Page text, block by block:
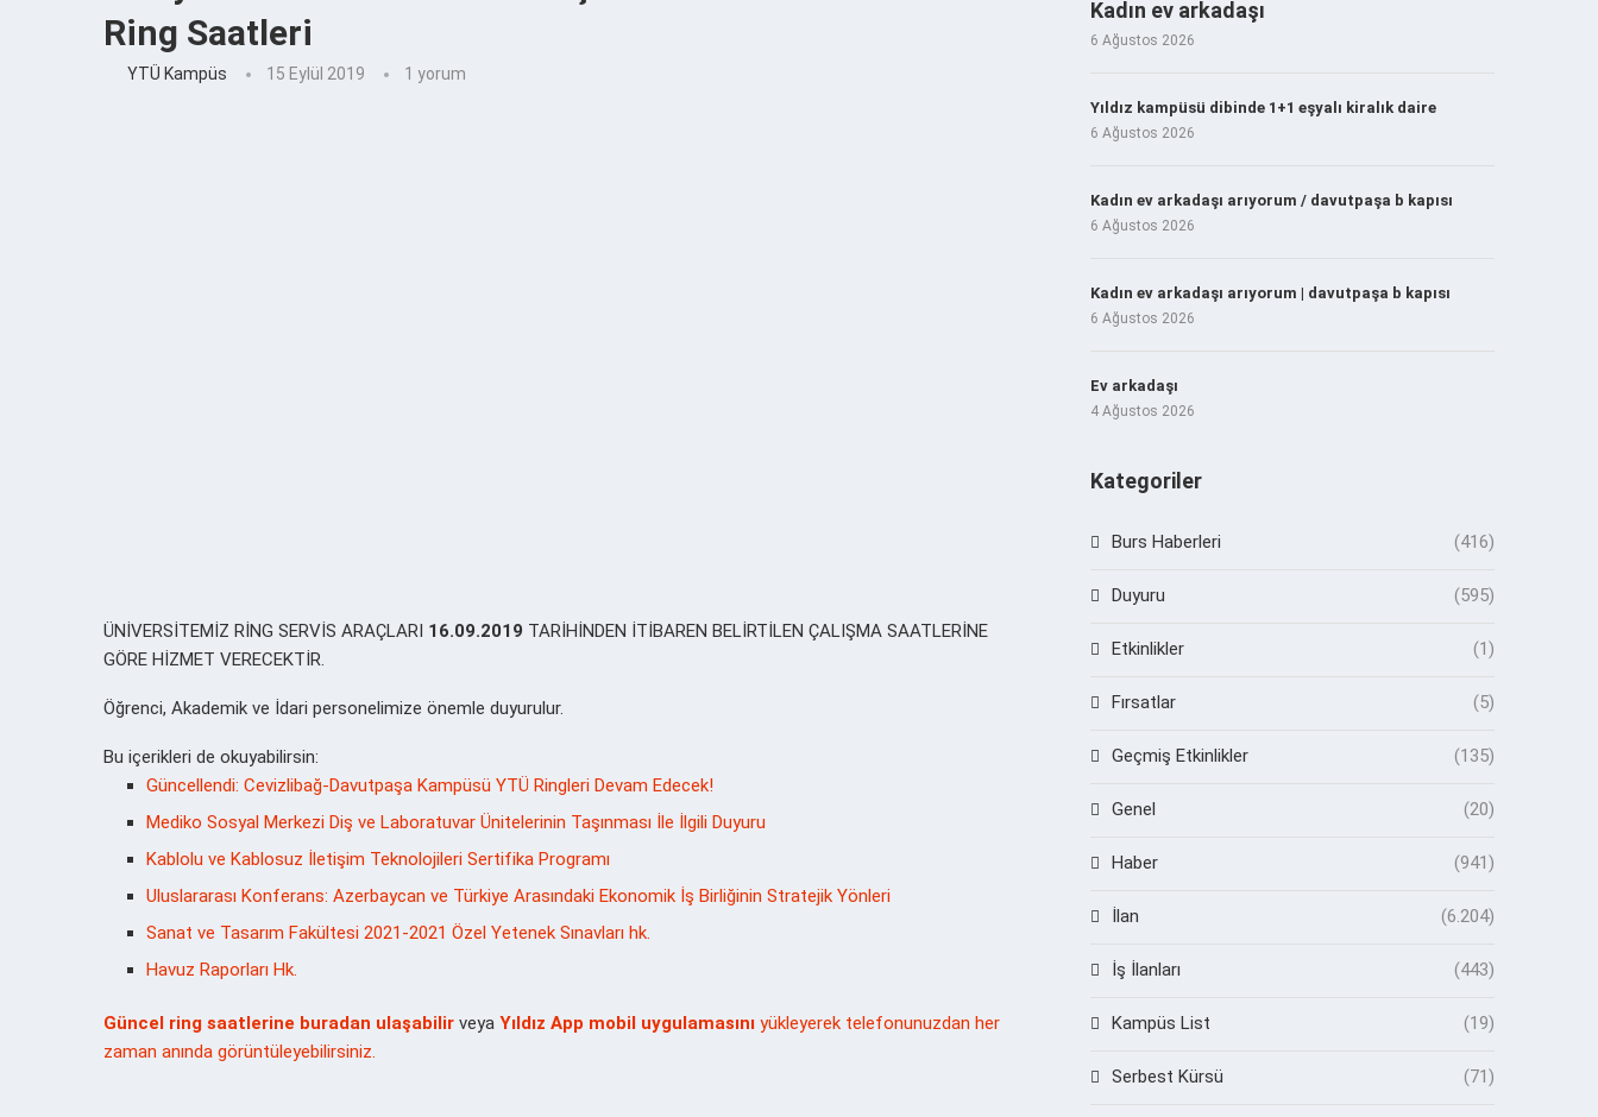
Ring Saatleri
YTÜ Kampüs 15 Eylül 2019 1 yorum
ÜNİVERSİTEMİZ RİNG SERVİS ARAÇLARI 16.09.2019 TARİHİNDEN İTİBAREN BELİRTİLEN ÇALIŞMA SAATLERİNE
GÖRE HİZMET VERECEKTİR.
Öğrenci, Akademik ve İdari personelimize önemle duyurulur.
Bu içerikleri de okuyabilirsin:
Güncellendi: Cevizlibağ-Davutpaşa Kampüsü YTÜ Ringleri Devam Edecek!
Mediko Sosyal Merkezi Diş ve Laboratuvar Ünitelerinin Taşınması İle İlgili Duyuru
Kablolu ve Kablosuz İletişim Teknolojileri Sertifika Programı
Uluslararası Konferans: Azerbaycan ve Türkiye Arasındaki Ekonomik İş Birliğinin Stratejik Yönleri
Sanat ve Tasarım Fakültesi 2021-2021 Özel Yetenek Sınavları hk.
Havuz Raporları Hk.
Güncel ring saatlerine buradan ulaşabilir veya Yıldız App mobil uygulamasını yükleyerek telefonunuzdan her
zaman anında görüntüleyebilirsiniz.
Kadın ev arkadaşı
6 Ağustos 2026
Yıldız kampüsü dibinde 1+1 eşyalı kiralık daire
6 Ağustos 2026
Kadın ev arkadaşı arıyorum / davutpaşa b kapısı
6 Ağustos 2026
Kadın ev arkadaşı arıyorum | davutpaşa b kapısı
6 Ağustos 2026
Ev arkadaşı
4 Ağustos 2026
Kategoriler
Burs Haberleri (416)
Duyuru (595)
Etkinlikler (1)
Fırsatlar (5)
Geçmiş Etkinlikler (135)
Genel (20)
Haber (941)
İlan (6.204)
İş İlanları (443)
Kampüs List (19)
Serbest Kürsü (71)